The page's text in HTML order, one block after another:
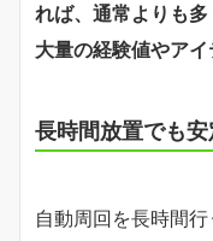
れば、通常よりも
大量の経験値やア
長時間放置でも
自動周回を長時間行